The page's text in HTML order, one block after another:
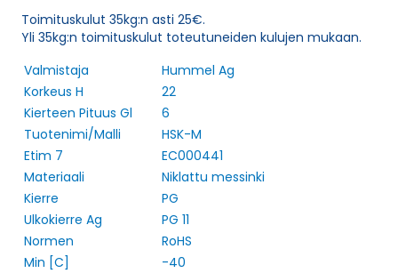
Toimituskulut 35kg:n asti 25€.
Yli 35kg:n toimituskulut toteutuneiden kulujen mukaan.
Valmistaja
Hummel Ag
Korkeus H
22
Kierteen Pituus Gl
6
Tuotenimi/Malli
HSK-M
Etim 7
EC000441
Materiaali
Niklattu messinki
Kierre
PG
Ulkokierre Ag
PG 11
Normen
RoHS
Min [C]
-40